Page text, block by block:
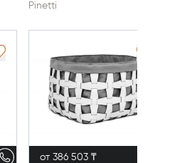
Pinetti
от 386 503 ₸